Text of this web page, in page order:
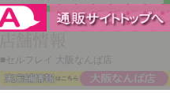
■セルフレイ 大阪なんば店